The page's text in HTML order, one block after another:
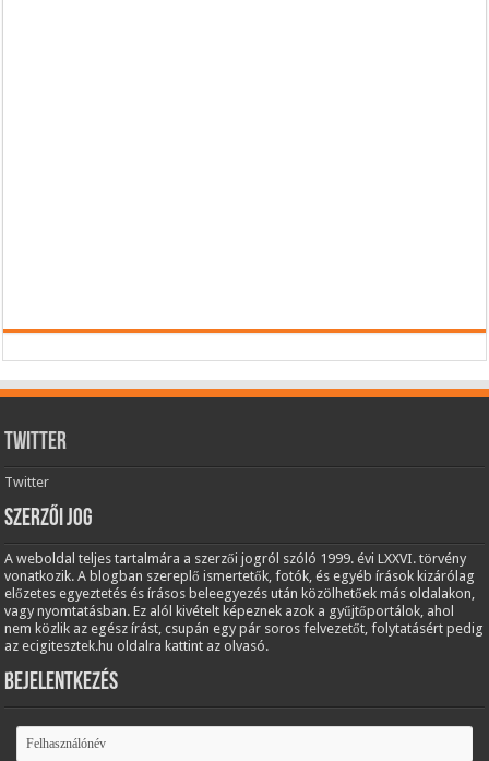
Twitter
Twitter
Szerzői jog
A weboldal teljes tartalmára a szerzői jogról szóló 1999. évi LXXVI. törvény
vonatkozik. A blogban szereplő ismertetők, fotók, és egyéb írások kizárólag
előzetes egyeztetés és írásos beleegyezés után közölhetőek más oldalakon,
vagy nyomtatásban. Ez alól kivételt képeznek azok a gyűjtőportálok, ahol
nem közlik az egész írást, csupán egy pár soros felvezetőt, folytatásért pedig
az ecigitesztek.hu oldalra kattint az olvasó.
Bejelentkezés